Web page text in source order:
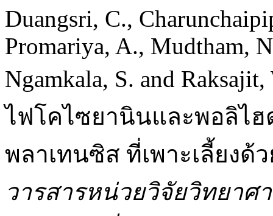
Duangsri, C.,
Promariya, A., Mudtham,
Ngamkala, S. and
ไฟโคไซยานินและพอลิไฮ
พลาเทนซิส ที่เพาะเลี้ยงด้
วารสารหน่วยวิจัยวิทยาศ